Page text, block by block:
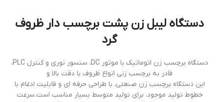
دستگاه لیبل زن پشت برچسب دار ظروف
گرد
دستگاه برچسب زن اتوماتیک با موتور DC، سنسور نوری و کنترل PLC،
قادر به برچسب زنی انواع ظروف با دقت بالا و
این دستگاه برچسب زن صنعتی، با طراحی حرفه ای و قابلیت ادغام با
خطوط تولید موجود، برای تولید متوسط بسیار مناسب است.سرعت